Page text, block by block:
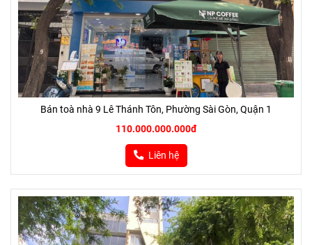
Bán toà nhà 9 Lê Thánh Tôn, Phường Sài Gòn, Quận 1
110.000.000.000đ
Liên hệ